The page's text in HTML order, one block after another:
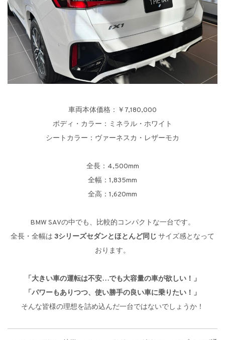
車両本体価格：￥7,180,000
ボディ・カラー：ミネラル・ホワイト
シートカラー：ヴァーネスカ・レザーモカ
全長：4,500mm
全幅：1,835mm
全高：1,620mm
BMW SAVの中でも、比較的コンパクトな一台です。
全長・全幅は 3シリーズセダンとほとんど同じ サイズ感となって
おります。
「大きい車の運転は不安…でも大容量の車が欲しい！」
「パワーもありつつ、使い勝手の良い車に乗りたい！」
そんな皆様の理想を詰め込んだ一台ではないでしょうか！